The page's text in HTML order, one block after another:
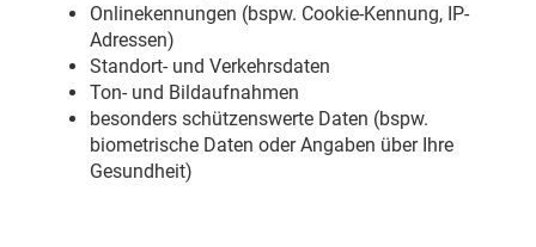
Onlinekennungen (bspw. Cookie-Kennung, IP-
Adressen)
Standort- und Verkehrsdaten
Ton- und Bildaufnahmen
besonders schützenswerte Daten (bspw.
biometrische Daten oder Angaben über Ihre
Gesundheit)